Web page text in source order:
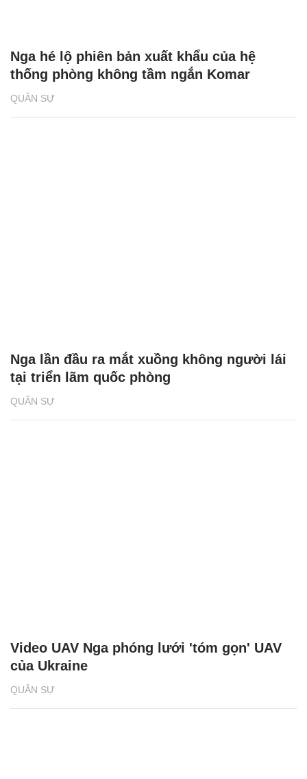
QUÂN SỰ
Nga hé lộ phiên bản xuất khẩu của hệ
thống phòng không tầm ngắn Komar
QUÂN SỰ
Nga lần đầu ra mắt xuồng không người lái
tại triển lãm quốc phòng
QUÂN SỰ
Video UAV Nga phóng lưới 'tóm gọn' UAV
của Ukraine